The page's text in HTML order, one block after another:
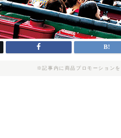
※記事内に商品プロモーションを